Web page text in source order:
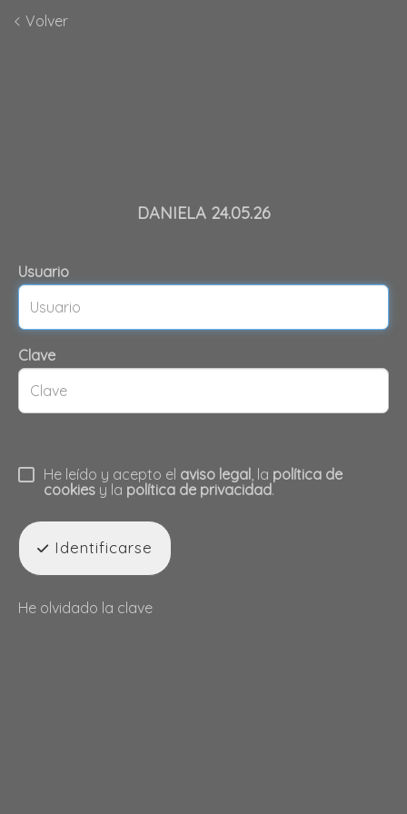
Volver
DANIELA 24.05.26
Usuario
Clave
He leído y acepto el aviso legal , la política de
cookies y la política de privacidad.
Identificarse
He olvidado la clave